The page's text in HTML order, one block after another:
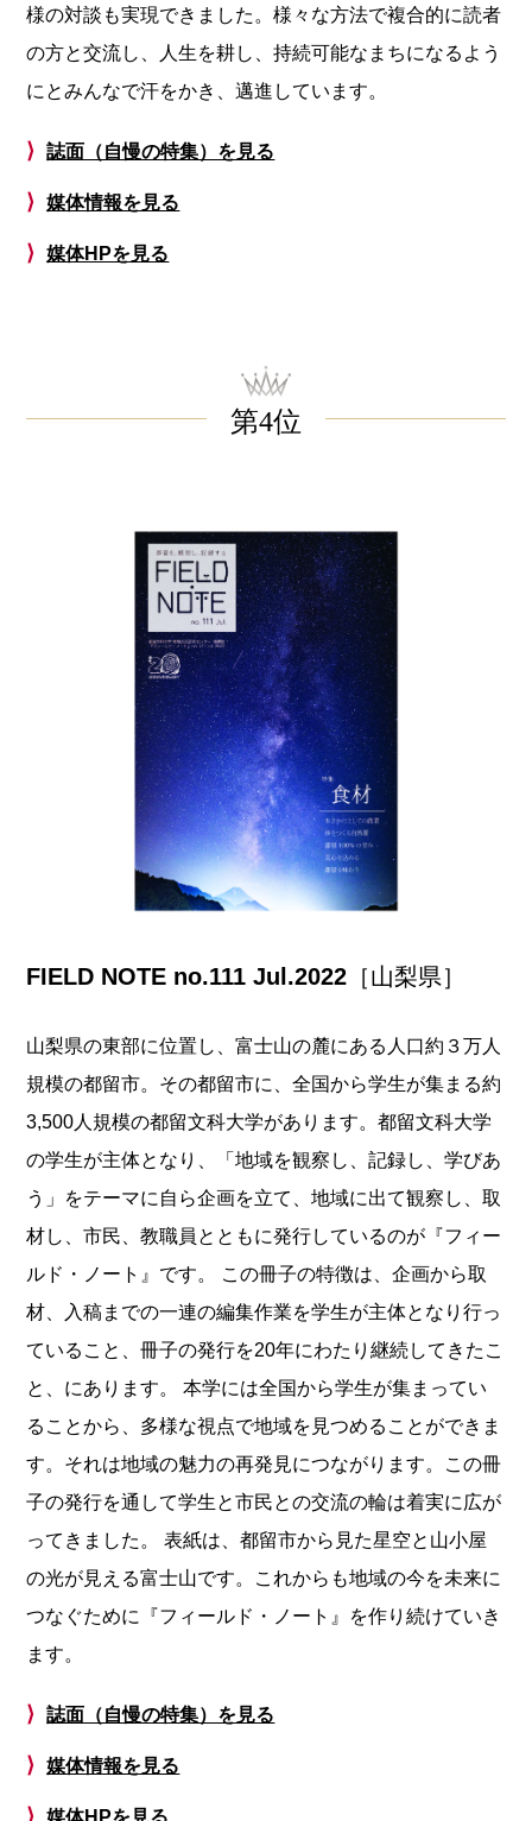
様の対談も実現できました。様々な方法で複合的に読者
の方と交流し、人生を耕し、持続可能なまちになるよう
にとみんなで汗をかき、邁進しています。
⟩ 誌面（自慢の特集）を見る
⟩ 媒体情報を見る
⟩ 媒体HPを見る
第4位
FIELD NOTE no.111 Jul.2022 ［山梨県］
山梨県の東部に位置し、富士山の麓にある人口約３万人
規模の都留市。その都留市に、全国から学生が集まる約
3,500人規模の都留文科大学があります。都留文科大学
の学生が主体となり、「地域を観察し、記録し、学びあ
う」をテーマに自ら企画を立て、地域に出て観察し、取
材し、市民、教職員とともに発行しているのが『フィー
ルド・ノート』です。 この冊子の特徴は、企画から取
材、入稿までの一連の編集作業を学生が主体となり行っ
ていること、冊子の発行を20年にわたり継続してきたこ
と、にあります。 本学には全国から学生が集まってい
ることから、多様な視点で地域を見つめることができま
す。それは地域の魅力の再発見につながります。この冊
子の発行を通して学生と市民との交流の輪は着実に広が
ってきました。 表紙は、都留市から見た星空と山小屋
の光が見える富士山です。これからも地域の今を未来に
つなぐために『フィールド・ノート』を作り続けていき
ます。
⟩ 誌面（自慢の特集）を見る
⟩ 媒体情報を見る